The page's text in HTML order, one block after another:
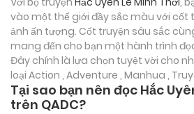
vào một thế giới đầy sắc màu với cốt
ảnh ấn tượng. Cốt truyện sâu sắc
mang đến cho bạn một hành trình
Đây chính là lựa chọn tuyệt vời cho
loại Action , Adventure , Manhua ,
Tại sao bạn nên đọc Hắc
trên QADC?